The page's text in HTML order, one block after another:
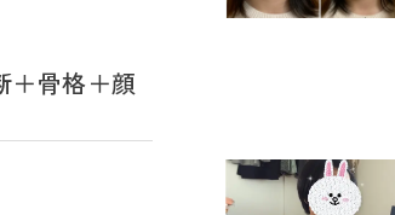
＋骨格＋顔